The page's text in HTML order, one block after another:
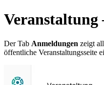
Veranstaltung
Der Tab Anmeldungen zeigt
öffentliche Veranstaltungsseite